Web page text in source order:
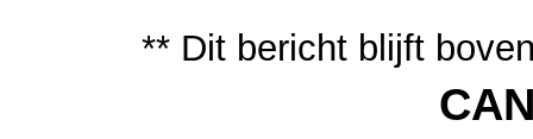
** Dit bericht blijft